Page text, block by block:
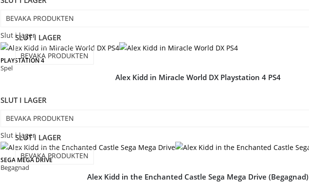
BEVAKA PRODUKTEN
Slut i lager
PLAYSTATION 4
Spel
SLUT I LAGER
BEVAKA PRODUKTEN
Alex Kidd in Miracle World DX Playstation 4 PS4
SLUT I LAGER
BEVAKA PRODUKTEN
Slut i lager
SEGA MEGA DRIVE
Begagnad
SLUT I LAGER
BEVAKA PRODUKTEN
Alex Kidd in the Enchanted Castle Sega Mega Drive (Begagnad)